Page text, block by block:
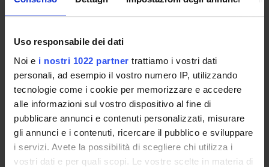
Uso responsabile dei dati
Noi e i nostri 1022 partner trattiamo i vostri dati
personali, ad esempio il vostro numero IP, utilizzando
tecnologie come i cookie per memorizzare e accedere
alle informazioni sul vostro dispositivo al fine di
pubblicare annunci e contenuti personalizzati, misurare
gli annunci e i contenuti, ricercare il pubblico e sviluppare
i servizi. Avete la possibilità di scegliere chi utilizza i
vostri dati e per quali scopi. Le vostre scelte in materia di
PROJECT PARTICIPANTS
Alessia Farinazzo
Michele Fiorini
Salvatore Monaco
Laboratory technician
Gianluigi Zanusso
Associate Professor